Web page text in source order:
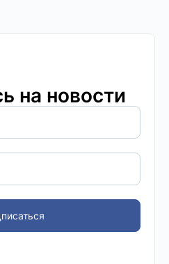
на новости